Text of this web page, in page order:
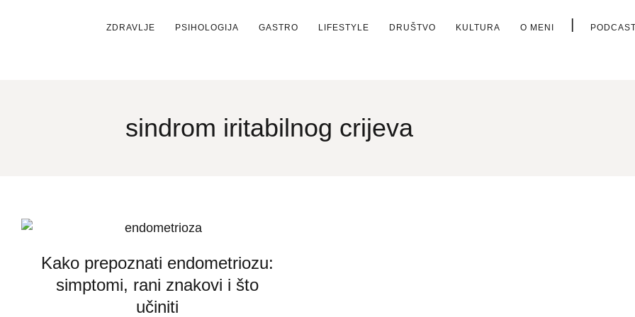
ZDRAVLJE PSIHOLOGIJA GASTRO LIFESTYLE DRUŠTVO KULTURA O MENI |
sindrom iritabilnog crijeva
Kako prepoznati endometriozu:
simptomi, rani znakovi i što
učiniti